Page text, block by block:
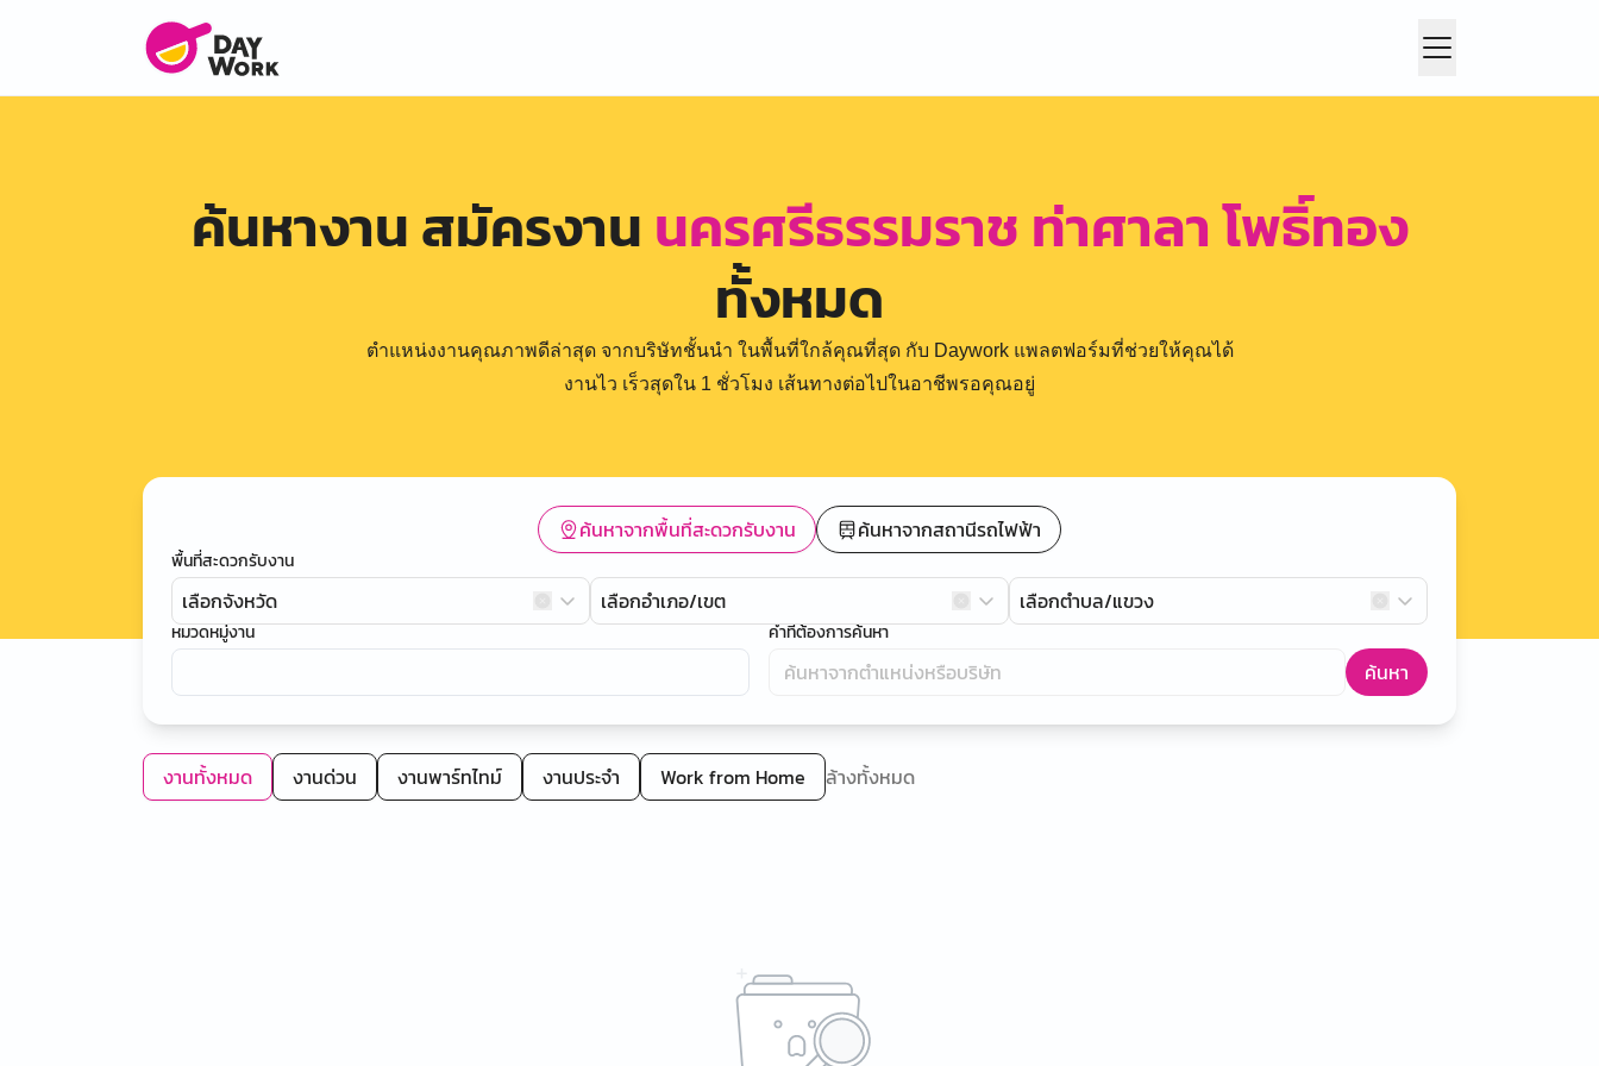
ค้นหางาน สมัครงาน นครศรีธรรมราช ท่าศาลา โพธิ์ทอง
ทั้งหมด
ตำแหน่งงานคุณภาพดีล่าสุด จากบริษัทชั้นนำ ในพื้นที่ใกล้คุณที่สุด กับ Daywork แพลตฟอร์มที่ช่วยให้คุณได้
งานไว เร็วสุดใน 1 ชั่วโมง เส้นทางต่อไปในอาชีพรอคุณอยู่
ค้นหาจากพื้นที่สะดวกรับงาน ค้นหาจากสถานีรถไฟฟ้า
พื้นที่สะดวกรับงาน
เลือกจังหวัด เลือกอำเภอ/เขต เลือกตำบล/แขวง
หมวดหมู่งาน คำที่ต้องการค้นหา
ค้นหา
งานทั้งหมด งานด่วน งานพาร์ทไทม์ งานประจำ Work from Home ล้างทั้งหมด